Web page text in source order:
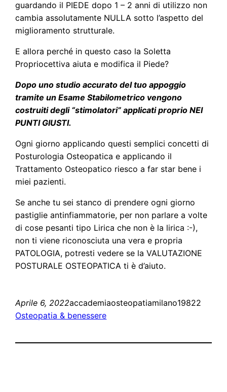
guardando il PIEDE dopo 1 – 2 anni di utilizzo non
cambia assolutamente NULLA sotto l’aspetto del
miglioramento strutturale.
E allora perché in questo caso la Soletta
Propriocettiva aiuta e modifica il Piede?
Dopo uno studio accurato del tuo appoggio
tramite un Esame Stabilometrico vengono
costruiti degli “stimolatori” applicati proprio NEI
PUNTI GIUSTI.
Ogni giorno applicando questi semplici concetti di
Posturologia Osteopatica e applicando il
Trattamento Osteopatico riesco a far star bene i
miei pazienti.
Se anche tu sei stanco di prendere ogni giorno
pastiglie antinfiammatorie, per non parlare a volte
di cose pesanti tipo Lirica che non è la lirica :-),
non ti viene riconosciuta una vera e propria
PATOLOGIA, potresti vedere se la VALUTAZIONE
POSTURALE OSTEOPATICA ti è d’aiuto.
Aprile 6, 2022accademiaosteopatiamilano19822
Osteopatia & benessere